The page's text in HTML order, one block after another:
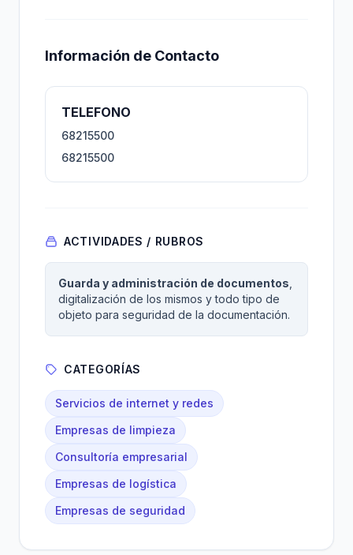
Información de Contacto
TELEFONO
68215500
68215500
ACTIVIDADES / RUBROS
Guarda y administración de documentos
digitalización de los mismos y todo tipo de
objeto para seguridad de la documentación.
CATEGORÍAS
Servicios de internet y redes
Empresas de limpieza
Consultoría empresarial
Empresas de logística
Empresas de seguridad